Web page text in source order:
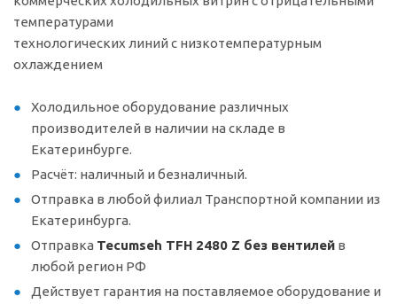
температурами
технологических линий с низкотемпературным
охлаждением
Холодильное оборудование различных
производителей в наличии на складе в
Екатеринбурге.
Расчёт: наличный и безналичный.
Отправка в любой филиал Транспортной компании из
Екатеринбурга.
Отправка Tecumseh TFH 2480 Z без вентилей в
любой регион РФ
Действует гарантия на поставляемое оборудование и